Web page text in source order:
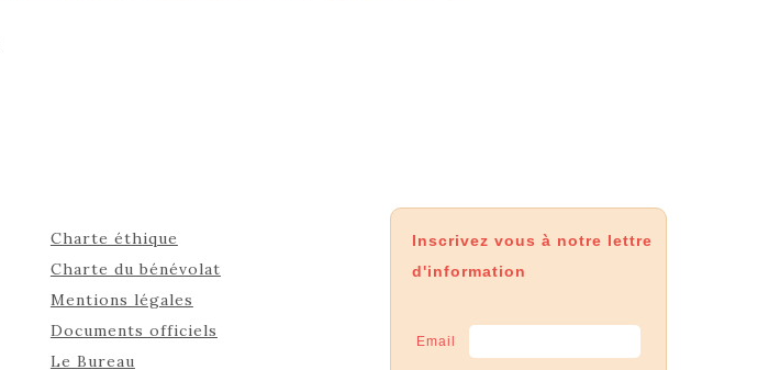
Charte éthique
Charte du bénévolat
Mentions légales
Documents officiels
Le Bureau
Inscrivez vous à notre lettre
d'information
Email